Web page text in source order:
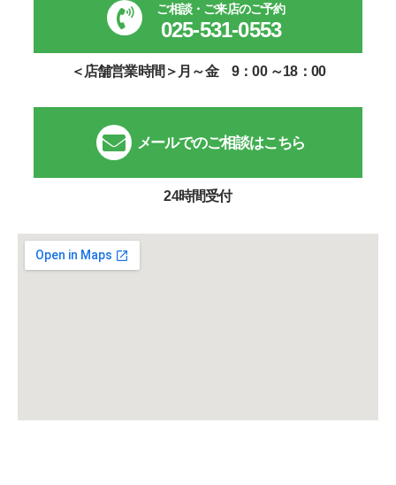
ご相談・ご来店のご予約
025-531-0553
＜店舗営業時間＞月～金 9：00 ～18：00
メールでのご相談はこちら
24時間受付